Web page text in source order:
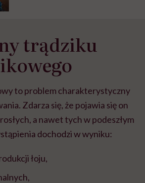
trądziku
to problem charakterystyczny
Zdarza się, że pojawia się on
a nawet tych w podeszłym
dochodzi w wyniku:
łoju,